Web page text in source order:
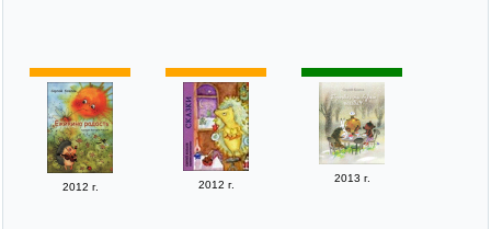
2012 г. 2012 г.
2013 г.